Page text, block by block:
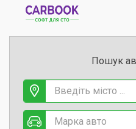
Пошук
Введіть місто ...
Марка авто